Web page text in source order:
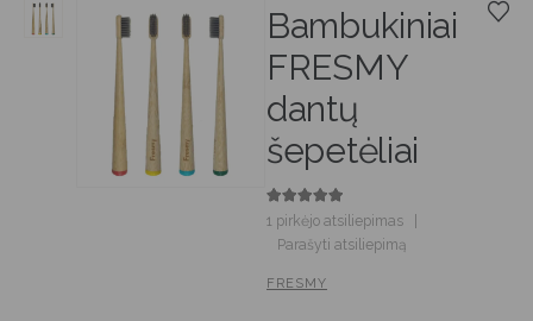
Bambukiniai
FRESMY
dantų
šepetėliai
5.00 out of 5
1 pirkėjo atsiliepimas
Parašyti atsiliepimą
FRESMY